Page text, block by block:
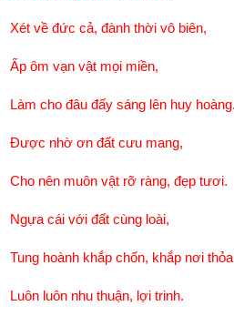
Xét về đức cả, đành thời vô biên,
Ấp ôm vạn vật mọi miền,
Làm cho đâu đấy sáng lên huy hoàng.
Được nhờ ơn đất cưu mang,
Cho nên muôn vật rỡ ràng, đẹp tươi.
Ngựa cái với đất cùng loài,
Tung hoành khắp chốn, khắp nơi
Luôn luôn nhu thuận, lợi trinh.